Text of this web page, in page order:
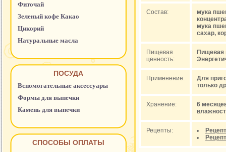
Фиточай
Зеленый кофе Какао
Цикорий
Натуральные масла
ПОСУДА
Вспомогательные аксессуары
Формы для выпечки
Камень для выпечки
СПОСОБЫ ОПЛАТЫ
Состав:
мука
мука
сахар,
Пищевая
ценность:
Пищевая
Применение:
Для
только
Хранение:
6
Рецепты: